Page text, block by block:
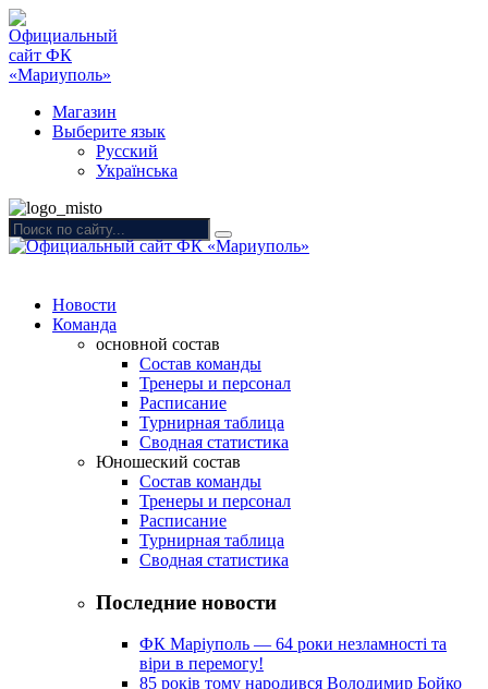
Магазин
Выберите язык
Русский
Українська
Новости
Команда
основной состав
Состав команды
Тренеры и персонал
Расписание
Турнирная таблица
Сводная статистика
Юношеский состав
Состав команды
Тренеры и персонал
Расписание
Турнирная таблица
Сводная статистика
Последние новости
ФК Маріуполь — 64 роки незламності та
віри в перемогу!
85 років тому народився Володимир Бойко